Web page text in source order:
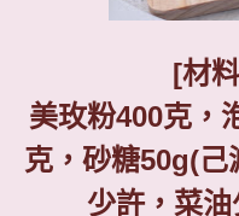
[材料
美玫粉400克，
克，砂糖50g(己
少許，菜油